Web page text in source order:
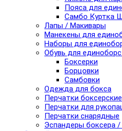
Пояса для
Самбо Куртка
Лапы / Макивары
Манекены для
Наборы для
Обувь для
Боксерки
Борцовки
Самбовки
Одежда для бокса
Перчатки боксерские
Перчатки для
Перчатки снарядные
Эспандеры боксера /